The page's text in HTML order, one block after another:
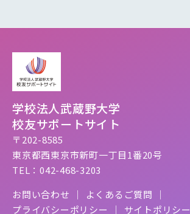
学校法人武蔵野大学
校友サポートサイト
〒202-8585
東京都西東京市新町一丁目1番20号
TEL：042-468-3203
お問い合わせ
よくあるご質問
プライバシーポリシー
サイトポリシー